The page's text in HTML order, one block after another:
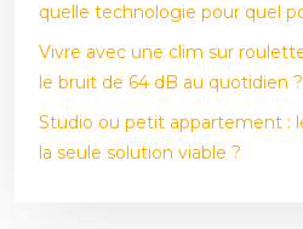
quelle technologie pour quel
Vivre avec une clim sur
le bruit de 64 dB au quotidien ?
Studio ou petit appartement :
la seule solution viable ?